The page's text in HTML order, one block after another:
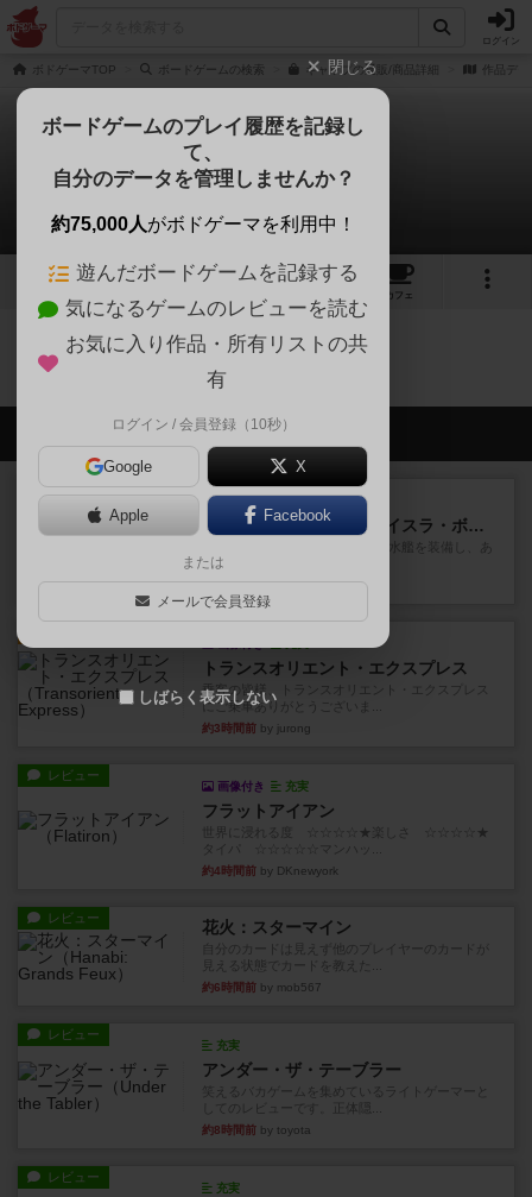
ログイン
ボドゲーマTOP ボードゲームの検索 ギャップの通販/商品詳細 作品デー
ギャップ
0件の戦略やコツ
1 1
カフェ
ギャップのトップに戻る
会員の新しい投稿
ルール/インスト
キャプテン・フリップ：イスラ・ボンバ
イスラ・ボンバを探しに出航!潜水艦を装備し、あ
なたの乗組員を監獄から解...
約2時間前by jurong
トランスオリエント・エクスプレス
乗客の皆様、トランスオリエント・エクスプレス
にご乗車ありがとうございま...
約3時間前 by jurong
レビュー
画像付き 充実
フラットアイアン
世界に浸れる度 ☆☆☆☆★楽しさ ☆☆☆☆★
タイパ ☆☆☆☆☆マンハッ...
約4時間前 by DKnewyork
レビュー 花火：スターマイン
自分のカードは見えず他のプレイヤーのカードが
見える状態でカードを教えた...
約6時間前 by mob567
レビュー
充実
アンダー・ザ・テーブラー
笑えるバカゲームを集めているライトゲーマーと
してのレビューです。正体隠...
約8時間前 by toyota
レビュー
充実
閉じる
ボードゲームのプレイ履歴を記録し
て、
自分のデータを管理しませんか？
約75,000人がボドゲーマを利用中！
遊んだボードゲームを記録する
気になるゲームのレビューを読む
お気に入り作品・所有リストの共
有
ログイン / 会員登録（10秒）
Google X
Apple Facebook
または
メールで会員登録
しばらく表示しない